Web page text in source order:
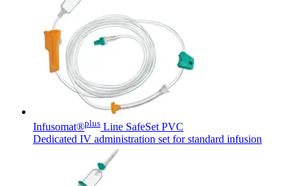
O Programa Celebrar é o Programa de Suporte ao Paciente
(PSP) da B. Braun, oferecido gratuitamente para pessoas com
estomia e disfunções miccionais.
Contato
Infusomat®plus Line SafeSet PVC
Dedicated IV administration set for standard infusion